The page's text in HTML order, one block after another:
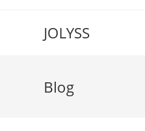
JOLYSS
Blog